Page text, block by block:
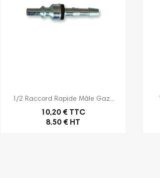
Aperçu rapide
1/2 Raccord Rapide Mâle Gaz...
10,20 € TTC
8.50 € HT